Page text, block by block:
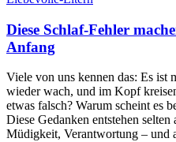
Diese Schlaf-Fehler
Anfang
Viele von uns kennen das: Es ist
wieder wach, und im Kopf
etwas falsch? Warum scheint es
Diese Gedanken entstehen
Müdigkeit, Verantwortung – und